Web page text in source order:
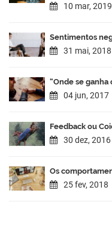
10 mar, 2019
Sentimentos
31 mai, 2018
“Onde se ganha
04 jun, 2017
Feedback ou
30 dez, 2016
Os
25 fev, 2018